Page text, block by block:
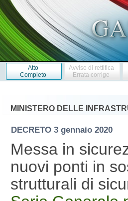
Atto
Completo
Avviso di rettifica
Errata corrige
MINISTERO DELLE
DECRETO 3 gennaio 2020
Messa in
nuovi ponti in
strutturali di